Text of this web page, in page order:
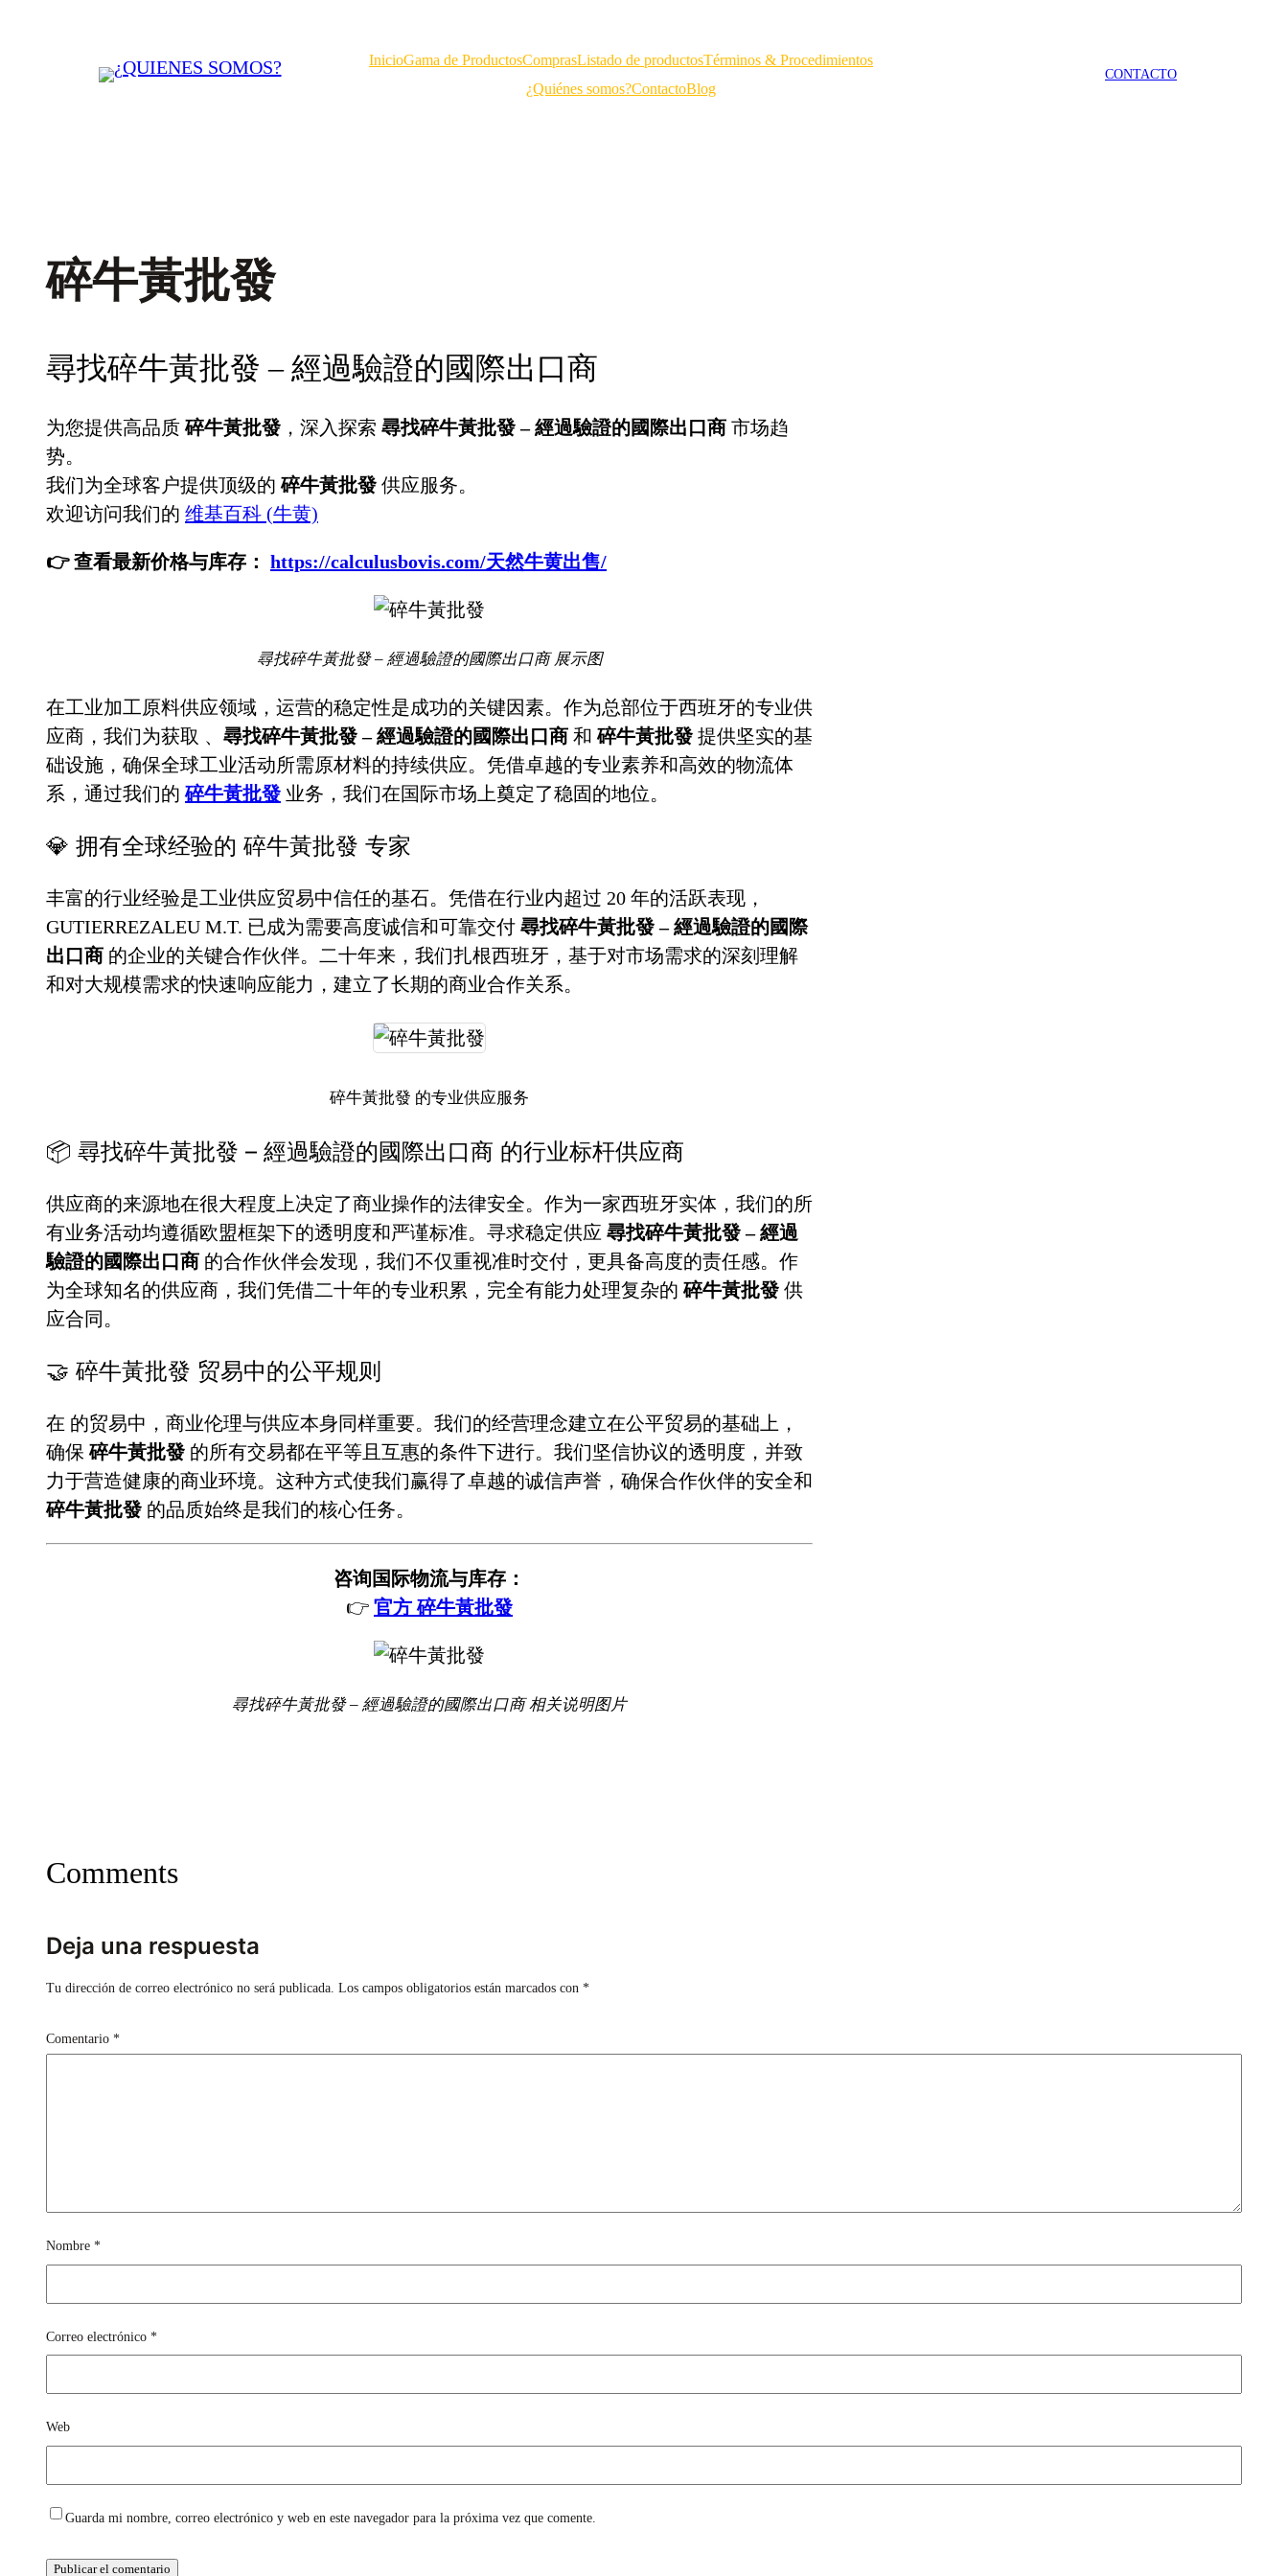
InicioGama de ProductosComprasListado de productosTérminos & Procedimientos
¿Quiénes somos?ContactoBlog
CONTACTO
碎牛黃批發
尋找碎牛黃批發 – 經過驗證的國際出口商
为您提供高品质 碎牛黃批發 ，深入探索 尋找碎牛黃批發 – 經過驗證的國際出口商 市场趋
势。
我们为全球客户提供顶级的 碎牛黃批發 供应服务。
欢迎访问我们的 维基百科 (牛黄)
👉 查看最新价格与库存： https://calculusbovis.com/天然牛黄出售/
尋找碎牛黃批發 – 經過驗證的國際出口商 展示图
在工业加工原料供应领域，运营的稳定性是成功的关键因素。作为总部位于西班牙的专业供
应商，我们为获取 、 尋找碎牛黃批發 – 經過驗證的國際出口商 和 碎牛黃批發 提供坚实的基
础设施，确保全球工业活动所需原材料的持续供应。凭借卓越的专业素养和高效的物流体
系，通过我们的 碎牛黃批發 业务，我们在国际市场上奠定了稳固的地位。
💎 拥有全球经验的 碎牛黃批發 专家
丰富的行业经验是工业供应贸易中信任的基石。凭借在行业内超过 20 年的活跃表现，
GUTIERREZALEU M.T. 已成为需要高度诚信和可靠交付 尋找碎牛黃批發 – 經過驗證的國際
出口商 的企业的关键合作伙伴。二十年来，我们扎根西班牙，基于对市场需求的深刻理解
和对大规模需求的快速响应能力，建立了长期的商业合作关系。
碎牛黃批發 的专业供应服务
📦 尋找碎牛黃批發 – 經過驗證的國際出口商 的行业标杆供应商
供应商的来源地在很大程度上决定了商业操作的法律安全。作为一家西班牙实体，我们的所
有业务活动均遵循欧盟框架下的透明度和严谨标准。寻求稳定供应 尋找碎牛黃批發 – 經過
驗證的國際出口商 的合作伙伴会发现，我们不仅重视准时交付，更具备高度的责任感。作
为全球知名的供应商，我们凭借二十年的专业积累，完全有能力处理复杂的 碎牛黃批發 供
应合同。
🤝 碎牛黃批發 贸易中的公平规则
在 的贸易中，商业伦理与供应本身同样重要。我们的经营理念建立在公平贸易的基础上，
确保 碎牛黃批發 的所有交易都在平等且互惠的条件下进行。我们坚信协议的透明度，并致
力于营造健康的商业环境。这种方式使我们赢得了卓越的诚信声誉，确保合作伙伴的安全和
碎牛黃批發 的品质始终是我们的核心任务。
咨询国际物流与库存：
👉 官方 碎牛黃批發
尋找碎牛黃批發 – 經過驗證的國際出口商 相关说明图片
Comments
Deja una respuesta
Tu dirección de correo electrónico no será publicada. Los campos obligatorios están marcados con *
Comentario *
Nombre *
Correo electrónico *
Web
Guarda mi nombre, correo electrónico y web en este navegador para la próxima vez que comente.